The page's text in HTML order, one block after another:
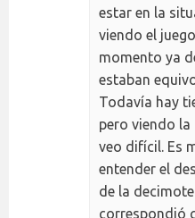
estar en la
viendo el
momento ya
estaban
Todavía hay
pero viendo
veo difícil. Es
entender el
de la
correspondió